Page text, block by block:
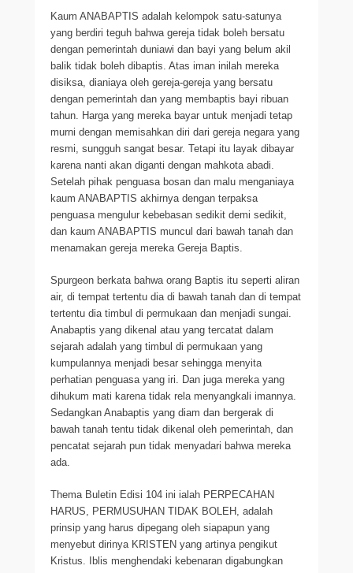
Kaum ANABAPTIS adalah kelompok satu-satunya
yang berdiri teguh bahwa gereja tidak boleh bersatu
dengan pemerintah duniawi dan bayi yang belum akil
balik tidak boleh dibaptis. Atas iman inilah mereka
disiksa, dianiaya oleh gereja-gereja yang bersatu
dengan pemerintah dan yang membaptis bayi ribuan
tahun. Harga yang mereka bayar untuk menjadi tetap
murni dengan memisahkan diri dari gereja negara yang
resmi, sungguh sangat besar. Tetapi itu layak dibayar
karena nanti akan diganti dengan mahkota abadi.
Setelah pihak penguasa bosan dan malu menganiaya
kaum ANABAPTIS akhirnya dengan terpaksa
penguasa mengulur kebebasan sedikit demi sedikit,
dan kaum ANABAPTIS muncul dari bawah tanah dan
menamakan gereja mereka Gereja Baptis.
Spurgeon berkata bahwa orang Baptis itu seperti aliran
air, di tempat tertentu dia di bawah tanah dan di tempat
tertentu dia timbul di permukaan dan menjadi sungai.
Anabaptis yang dikenal atau yang tercatat dalam
sejarah adalah yang timbul di permukaan yang
kumpulannya menjadi besar sehingga menyita
perhatian penguasa yang iri. Dan juga mereka yang
dihukum mati karena tidak rela menyangkali imannya.
Sedangkan Anabaptis yang diam dan bergerak di
bawah tanah tentu tidak dikenal oleh pemerintah, dan
pencatat sejarah pun tidak menyadari bahwa mereka
ada.
Thema Buletin Edisi 104 ini ialah PERPECAHAN
HARUS, PERMUSUHAN TIDAK BOLEH, adalah
prinsip yang harus dipegang oleh siapapun yang
menyebut dirinya KRISTEN yang artinya pengikut
Kristus. Iblis menghendaki kebenaran digabungkan